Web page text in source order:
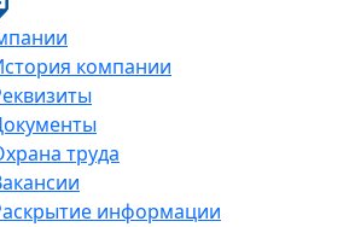
компании
труда
информации